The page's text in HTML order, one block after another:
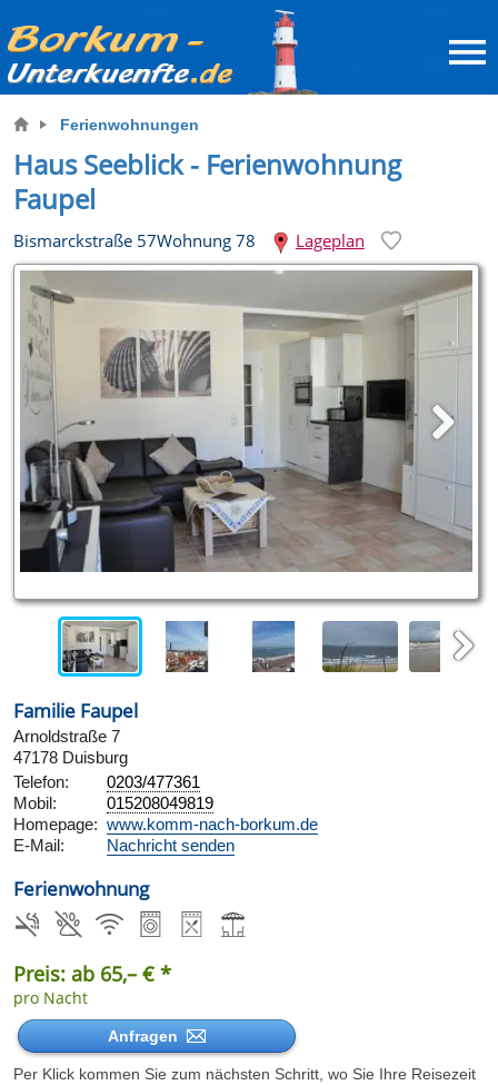
Ferienwohnungen
Haus Seeblick - Ferienwohnung
Faupel
Bismarckstraße 57Wohnung 78 Lageplan
Familie Faupel
Arnoldstraße 7
47178 Duisburg
Telefon:
0203/477361
Mobil:
015208049819
Homepage: www.komm-nach-borkum.de
E-Mail:
Nachricht senden
Ferienwohnung
Preis: ab 65,– € *
pro Nacht
Anfragen
Per Klick kommen Sie zum nächsten Schritt, wo Sie Ihre Reisezeit